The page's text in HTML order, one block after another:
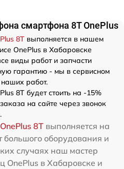
смартфона 8T OnePlus
8T выполняется в нашем
OnePlus в Хабаровске
виды работ и запчасти
гарантию - мы в сервисном
работ.
8T будет стоить на -15%
на сайте через звонок
8T выполняется на
большого оборудования и
случаях наш мастер
OnePlus в Хабаровске и